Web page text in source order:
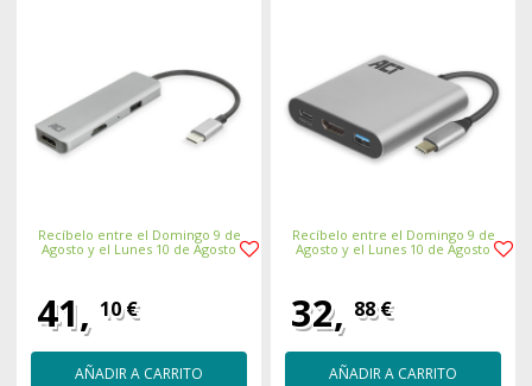
Recíbelo entre el Domingo 9 de
Agosto y el Lunes 10 de Agosto
41, 10 €
AÑADIR A CARRITO
Recíbelo entre el Domingo 9 de
Agosto y el Lunes 10 de Agosto
32, 88 €
AÑADIR A CARRITO